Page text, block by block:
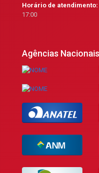
Horário de atendimento:
17:00
Agências